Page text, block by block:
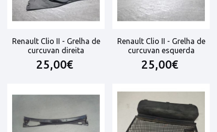
Renault Clio II - Grelha de
curcuvan direita
25,00€
Renault Clio II - Grelha de
curcuvan esquerda
25,00€